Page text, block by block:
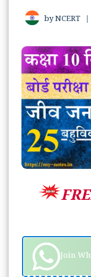
byNCERT |
Join